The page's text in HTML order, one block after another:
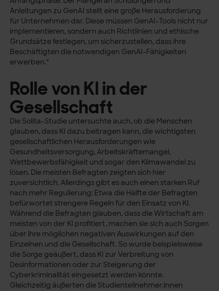
Anleitungen zu GenAI stellt eine große Herausforderung
für Unternehmen dar. Diese müssen GenAI-Tools nicht nur
implementieren, sondern auch Richtlinien und ethische
Grundsätze festlegen, um sicherzustellen, dass ihre
Beschäftigten die notwendigen GenAI-Fähigkeiten
erwerben.“
Rolle von KI in der
Gesellschaft
Die Solita-Studie untersuchte auch, ob die Menschen
glauben, dass KI dazu beitragen kann, die wichtigsten
gesellschaftlichen Herausforderungen wie
Gesundheitsversorgung, Arbeitskräftemangel,
Wettbewerbsfähigkeit und sogar den Klimawandel zu
lösen. Die meisten Befragten zeigten sich hier
zuversichtlich. Allerdings gibt es auch einen starken Ruf
nach mehr Regulierung: Etwa die Hälfte der Befragten
befürwortet strengere Regeln für den Einsatz von KI.
Während die Befragten glauben, dass die Wirtschaft am
meisten von der KI profitiert, machen sie sich auch Sorgen
über ihre möglichen negativen Auswirkungen auf den
Einzelnen und die Gesellschaft. So wurde beispielsweise
die Sorge geäußert, dass KI zur Verbreitung von
Desinformationen oder zur Steigerung der
Cyberkriminalität eingesetzt werden könnte.
Gleichzeitig äußerten die Studienteilnehmer:innen